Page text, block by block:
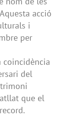
acció
i
per
coincidència
del
que el